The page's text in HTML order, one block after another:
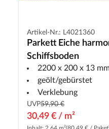
Artikel-Nr.: L4021360
Parkett Eiche
Schiffsboden
2200 x 200 x 13
geölt/gebürstet
Verklebung
UVP59,90 €
30,49 € / m²